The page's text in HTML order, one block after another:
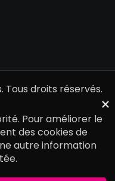
Tous droits réservés.